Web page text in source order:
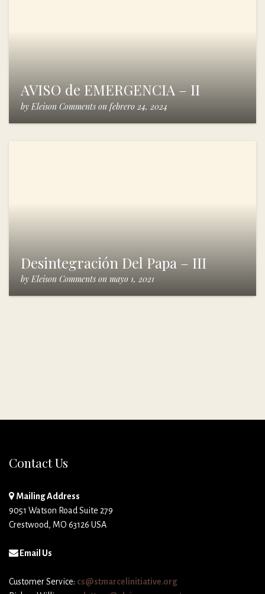
AVISO de EMERGENCIA – II
by Eleison Comments on febrero 24, 2024
Desintegración Del Papa – III
by Eleison Comments on mayo 1, 2021
Contact Us
Mailing Address
9051 Watson Road Suite 279
Crestwood, MO 63126 USA
Email Us
Customer Service: cs@stmarcelinitiative.org